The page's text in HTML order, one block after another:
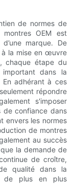
de normes de
OEM est
marque. De
à la mise en œuvre
chaque étape du
dans la
En adhérant à ces
répondre
s'imposer
de confiance dans
envers les normes
de montres
au succès
la demande de
de croître,
qualité dans la
de plus en plus